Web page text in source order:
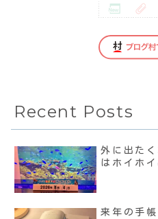
Recent Posts
外に出た
はホイホイ
来年の手